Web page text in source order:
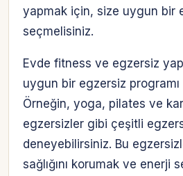
yapmak için, size uygun bir
seçmelisiniz.
Evde fitness ve egzersiz
uygun bir egzersiz
Örneğin, yoga, pilates ve
egzersizler gibi çeşitli
deneyebilirsiniz. Bu
sağlığını korumak ve enerji